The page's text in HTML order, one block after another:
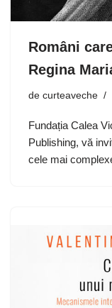
Români
Regina
de curteaveche
Fundația Calea
Publishing, vă
cele mai